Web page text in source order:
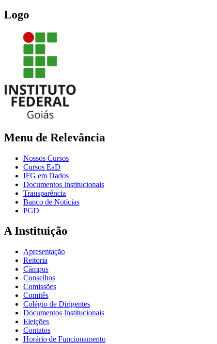
Logo
Menu de Relevância
Nossos Cursos
Cursos EaD
IFG em Dados
Documentos Institucionais
Transparência
Banco de Notícias
PGD
A Instituição
Apresentação
Reitoria
Câmpus
Conselhos
Comissões
Comitês
Colégio de Dirigentes
Documentos Institucionais
Eleições
Contatos
Horário de Funcionamento